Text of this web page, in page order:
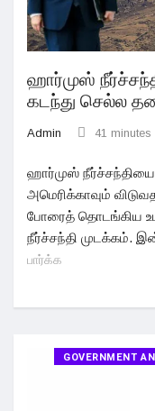
ஹார்முஸ்
கடந்து செல்ல
Admin 41
ஹார்முஸ்
அமெரிக்காவும்
போரைத் தொடங்கிய
நீர்ச்சந்தி முடக்கம்.
பார்க்க
GOVERNMENT